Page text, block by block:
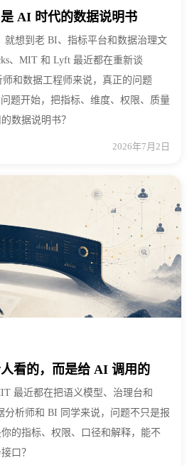
AI 时代的数据说明书
就想到老 BI、指标平台和数据治理文
、MIT 和 Lyft 最近都在重新谈
师和数据工程师来说，真正的问题
题开始，把指标、维度、权限、质量
数据说明书？
2026年7月2日
看的，而是给 AI 调用的
最近都在把语义模型、治理台和
分析师和 BI 同学来说，问题不只是报
的指标、权限、口径和解释，能不
口？